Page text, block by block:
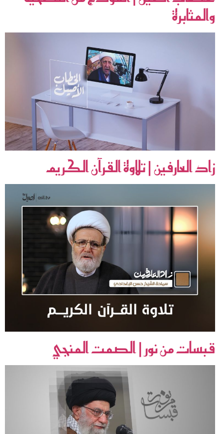
والمثابرة
زاد العارفين | تلاوة القرآن الكريم
قبسات من نور | الصمت المنجي